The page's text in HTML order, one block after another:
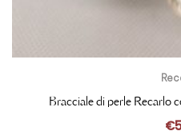
Bracciale di perle Recarlo
€